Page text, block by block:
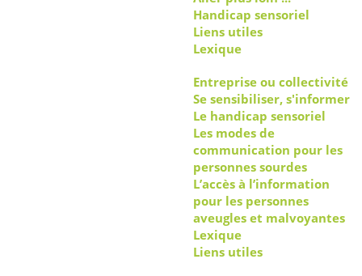
Handicap sensoriel
Liens utiles
Lexique
Entreprise ou collectivité
Se sensibiliser, s'informer
Le handicap sensoriel
Les modes de
communication pour les
personnes sourdes
L’accès à l’information
pour les personnes
aveugles et malvoyantes
Lexique
Liens utiles